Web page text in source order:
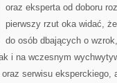
oraz eksperta od doboru
pierwszy rzut oka widać,
do osób dbających o
i na wczesnym
serwisu eksperckiego,